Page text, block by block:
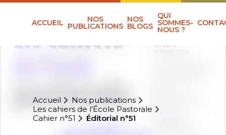
ACCUEIL NOS
PUBLICATIONS
NOS
BLOGS
QUI
SOMMES-
NOUS ?
Accueil
Nos publications
Les cahiers de l’École Pastorale
Cahier n°51
Éditorial n°51